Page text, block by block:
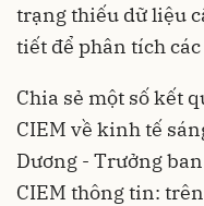
trạng thiếu dữ liệu
tiết để phân tích
Chia sẻ một số kết
CIEM về kinh tế
Dương - Trưởng
CIEM thông tin: